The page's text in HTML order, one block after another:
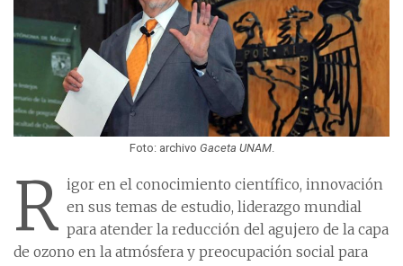
Foto: archivo Gaceta UNAM.
R igor en el conocimiento científico, innovación
en sus temas de estudio, liderazgo mundial
para atender la reducción del agujero de la capa
de ozono en la atmósfera y preocupación social para